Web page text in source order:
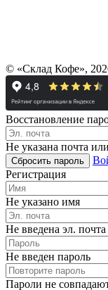
© «Склад Кофе»,
Восстановление
Не указана почта
Регистрация
Не указано имя
Не введена эл.
Не введен пароль
Пароли не